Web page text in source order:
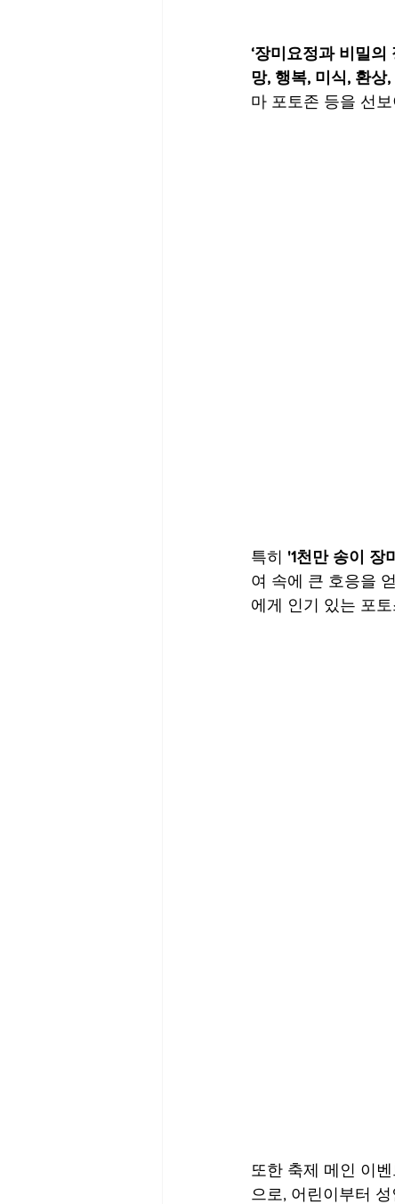
‘장미요정과 비밀의
망, 행복, 미식, 환상
마 포토존 등을 선
특히 '1천만 송이 장
여 속에 큰 호응을
에게 인기 있는 포
또한 축제 메인 이벤
으로, 어린이부터